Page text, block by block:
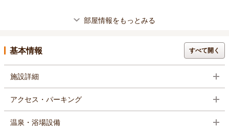
部屋情報をもっとみる
基本情報 すべて開く
施設詳細
アクセス・パーキング
温泉・浴場設備